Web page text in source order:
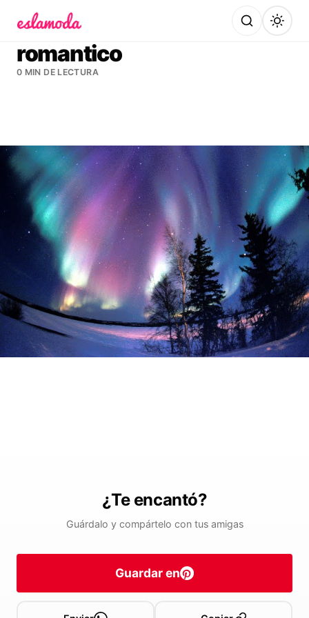
romantico
0 MIN DE LECTURA
¿Te encantó?
Guárdalo y compártelo con tus amigas
Guardar en